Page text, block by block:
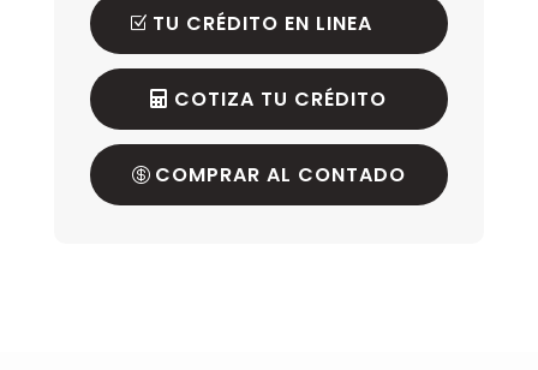
TU CRÉDITO EN LINEA
COTIZA TU CRÉDITO
COMPRAR AL CONTADO